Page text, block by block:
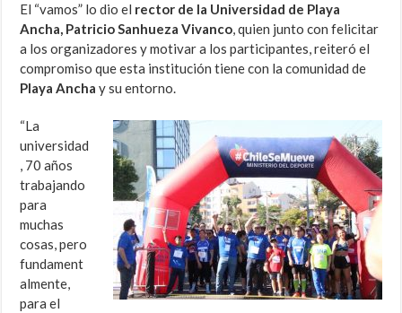
El “vamos” lo dio el rector de la Universidad de Playa
Ancha, Patricio Sanhueza Vivanco, quien junto con felicitar
a los organizadores y motivar a los participantes, reiteró el
compromiso que esta institución tiene con la comunidad de
Playa Ancha y su entorno.
“La
universidad
, 70 años
trabajando
para
muchas
cosas, pero
fundament
almente,
para el